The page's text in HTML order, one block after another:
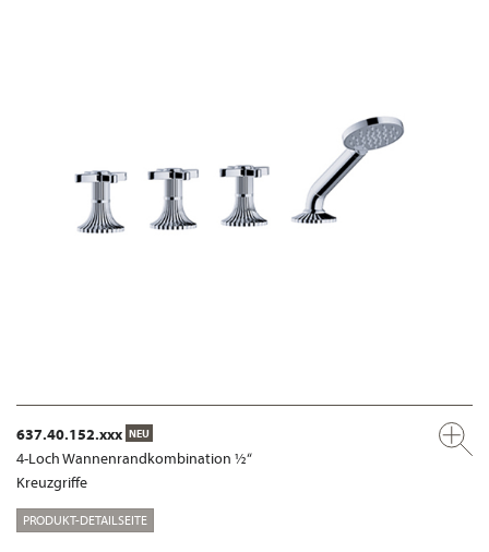
637.40.152.xxx NEU
4-Loch Wannenrandkombination ½“
Kreuzgriffe
PRODUKT-DETAILSEITE